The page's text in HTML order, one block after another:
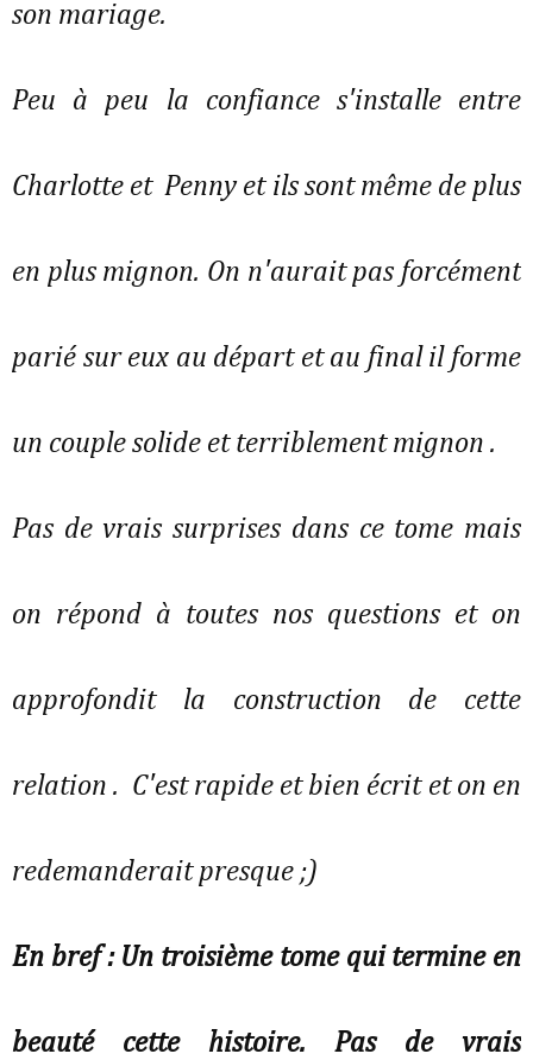
son mariage.
Peu à peu la confiance s'installe entre
Charlotte et Penny et ils sont même de plus
en plus mignon. On n'aurait pas forcément
parié sur eux au départ et au final il forme
un couple solide et terriblement mignon .
Pas de vrais surprises dans ce tome mais
on répond à toutes nos questions et on
approfondit la construction de cette
relation . C'est rapide et bien écrit et on en
redemanderait presque ;)
En bref : Un troisième tome qui termine en
beauté cette histoire. Pas de vrais